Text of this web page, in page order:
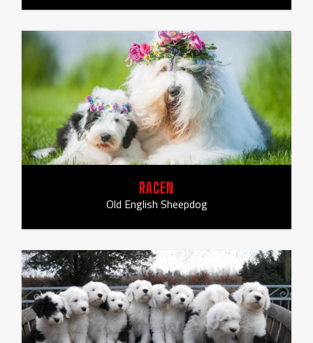
RACEN
Old English Sheepdog